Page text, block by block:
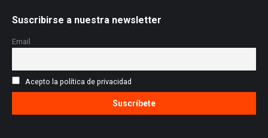
Suscribirse a nuestra newsletter
Email
Acepto la política de privacidad